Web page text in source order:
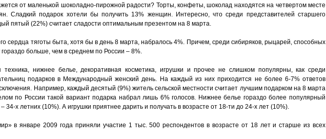
от маленькой шоколадно-пирожной радости? Торты, конфеты, шоколад находятся на четвертом месте
Сладкий подарок хотели бы получить 13% женщин. Интересно, что среди представителей старшего
пятый (22%) считает сладости оптимальным презентом на 8 марта.
сердца тяготы быта, хотя бы в день 8 марта, набралось 4%. Причем, среди сибиряков, рыцарей, способных
гораздо больше, чем в среднем по России – 8%.
техника, нижнее белье, декоративная косметика, игрушки и прочее не слишком популярны, как среди
подарков в Международный женский день. На каждый из них приходится не более 6-7% ответов
Например, каждый десятый (9%) житель сельской местности считает лучшим подарком на 8 марта
по России такой вариант подарка набрал лишь 6% голосов. Нижнее белье гораздо более популярный
34-х летних (10%). А игрушки приятнее дарить и получать в возрасте от 18-ти до 24-х лет (10%).
в январе 2009 года приняли участие 1 тыс. 500 респондентов в возрасте от 18 лет и старше из всех